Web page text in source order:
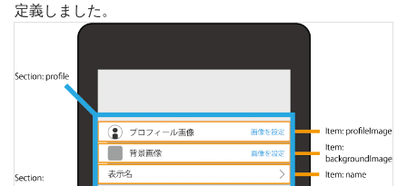
定義しました。